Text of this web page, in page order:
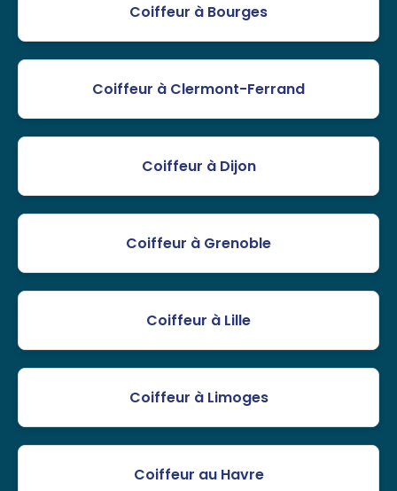
Coiffeur à Bourges
Coiffeur à Clermont-Ferrand
Coiffeur à Dijon
Coiffeur à Grenoble
Coiffeur à Lille
Coiffeur à Limoges
Coiffeur au Havre